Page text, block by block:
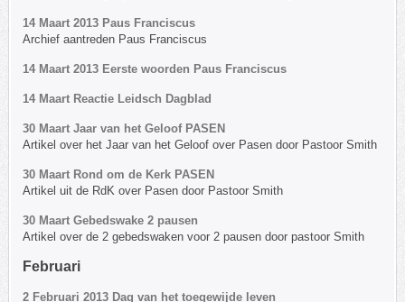
14 Maart 2013 Paus Franciscus
Archief aantreden Paus Franciscus
14 Maart 2013 Eerste woorden Paus Franciscus
14 Maart Reactie Leidsch Dagblad
30 Maart Jaar van het Geloof PASEN
Artikel over het Jaar van het Geloof over Pasen door Pastoor Smith
30 Maart Rond om de Kerk PASEN
Artikel uit de RdK over Pasen door Pastoor Smith
30 Maart Gebedswake 2 pausen
Artikel over de 2 gebedswaken voor 2 pausen door pastoor Smith
Februari
2 Februari 2013 Dag van het toegewijde leven